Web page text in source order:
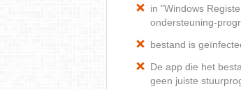
in "Windows
ondersteuning-
bestand is
De app die het
geen juiste